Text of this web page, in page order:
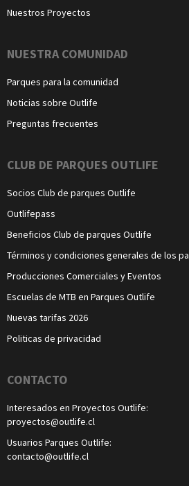
Nuestros Proyectos
NUESTRA COMUNIDAD
Parques para la comunidad
Noticias sobre Outlife
Preguntas frecuentes
CLUB DE PARQUES OUTLIFE
Socios Club de parques Outlife
Outlifepass
Beneficios Club de parques Outlife
Términos y condiciones generales de los
Producciones Comerciales y Eventos
Escuelas de MTB en Parques Outlife
Nuevas tarifas 2026
Politicas de privacidad
CONTACTO
Interesados en Proyectos Outlife:
proyectos@outlife.cl
Usuarios Parques Outlife:
contacto@outlife.cl